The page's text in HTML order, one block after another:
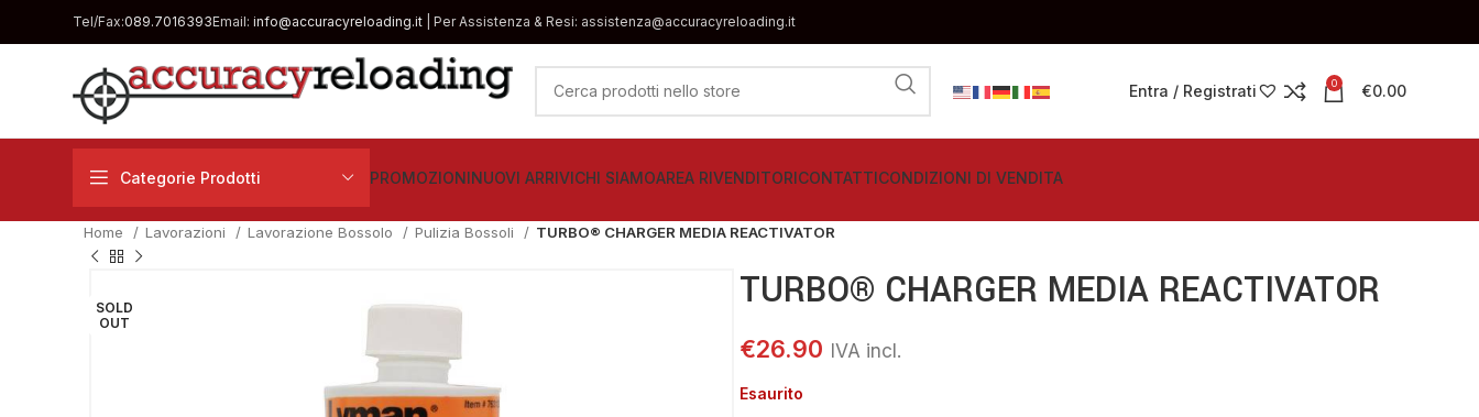
Tel/Fax:089.7016393Email: info@accuracyreloading.it | Per Assistenza & Resi: assistenza@accuracyreloading.it
Entra / Registrati 0 €0.00
Categorie Prodotti PROMOZIONINUOVI ARRIVICHI SIAMOAREA RIVENDITORICONTATTICONDIZIONI DI VENDITA
Home Lavorazioni Lavorazione Bossolo Pulizia Bossoli TURBO® CHARGER MEDIA REACTIVATOR
SOLD
OUT
TURBO® CHARGER MEDIA REACTIVATOR
€26.90
Esaurito